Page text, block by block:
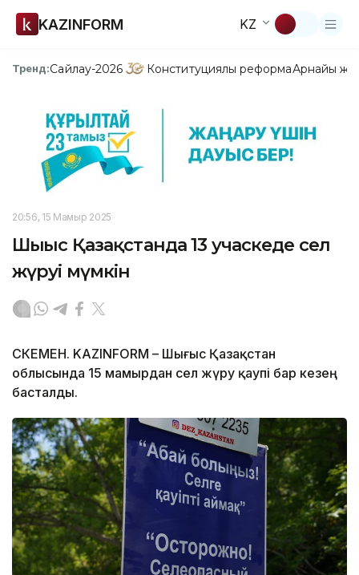
KAZINFORM KZ
Тренд:Сайлау-2026 Конституциялық реформаАрнайы
20:56, 15 Мамыр 2025
Шығыс Қазақстанда 13 учаскеде сел
жүруі мүмкін
ӨСКЕМЕН. KAZINFORM – Шығыс Қазақстан
облысында 15 мамырдан сел жүру қаупі бар кезең
басталды.